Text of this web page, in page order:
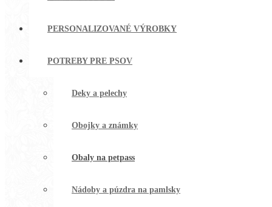
PERSONALIZOVANÉ VÝROBKY
POTREBY PRE PSOV
Deky a pelechy
Obojky a známky
Obaly na petpass
Nádoby a púzdra na pamlsky